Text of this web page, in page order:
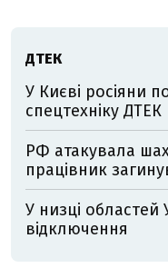
ДТЕК
У Києві росіяни
спецтехніку ДТЕК
РФ атакувала
працівник
У низці областей
відключення